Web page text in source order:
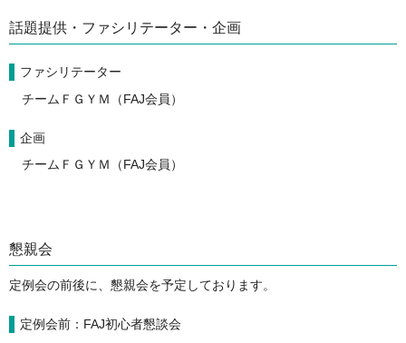
話題提供・ファシリテーター・企画
ファシリテーター
チームＦＧＹＭ（FAJ会員）
企画
チームＦＧＹＭ（FAJ会員）
懇親会
定例会の前後に、懇親会を予定しております。
定例会前：FAJ初心者懇談会